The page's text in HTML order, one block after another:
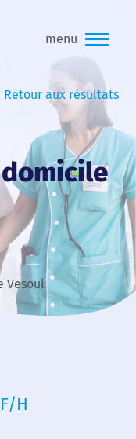
menu
Retour aux résultats
Vesoul
H